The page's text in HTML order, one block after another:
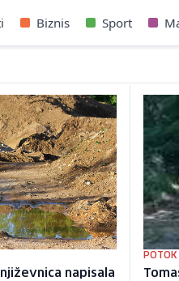
Biznis Sport
napisala
POTOK